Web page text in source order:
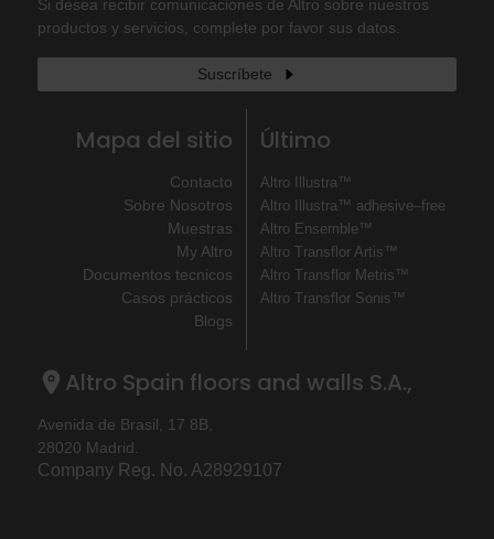
Si desea recibir comunicaciones de Altro sobre nuestros
productos y servicios, complete por favor sus datos.
Suscríbete
Mapa del sitio
Contacto
Sobre Nosotros
Muestras
My Altro
Documentos tecnicos
Casos prácticos
Blogs
Último
Altro Illustra™
Altro Illustra™ adhesive–free
Altro Ensemble™
Altro Transflor Artis™
Altro Transflor Metris™
Altro Transflor Sonis™
Altro Spain floors and walls S.A.,
Avenida de Brasil, 17 8B,
28020 Madrid.
Company Reg. No. A28929107